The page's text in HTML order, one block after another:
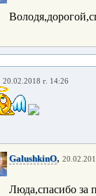
20.02.2018 г. 14:26
GalushkinO,
Люда,спасибо за